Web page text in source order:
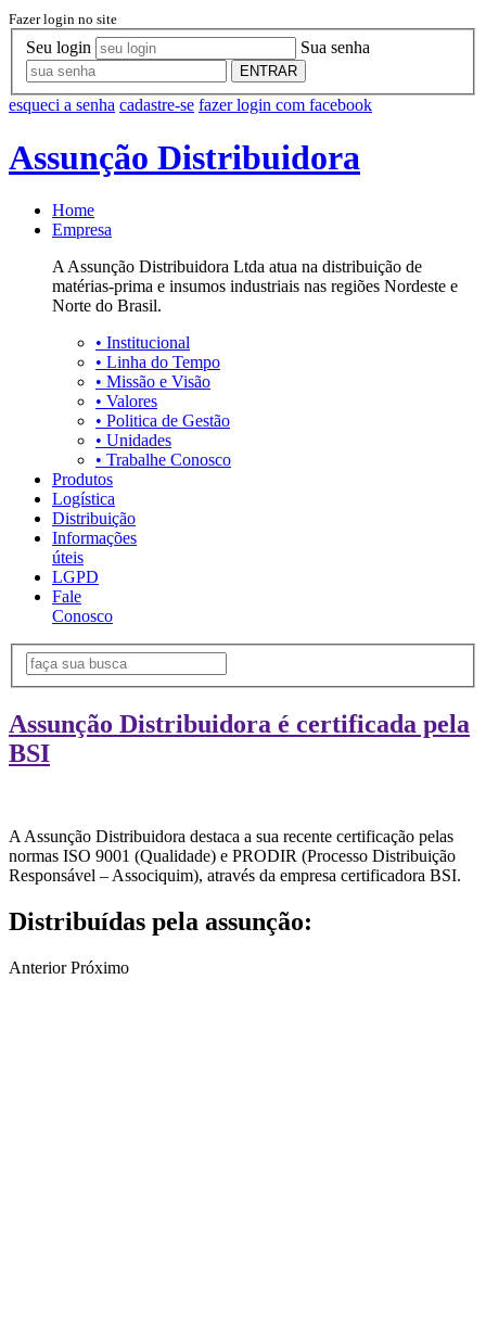
Fazer login no site
Seu login Sua senha
ENTRAR
esqueci a senha cadastre-se fazer login com facebook
Assunção Distribuidora
Home
Empresa
A Assunção Distribuidora Ltda atua na distribuição de
matérias-prima e insumos industriais nas regiões Nordeste e
Norte do Brasil.
• Institucional
• Linha do Tempo
• Missão e Visão
• Valores
• Politica de Gestão
• Unidades
• Trabalhe Conosco
Produtos
Logística
Distribuição
Informações
úteis
LGPD
Fale
Conosco
Assunção Distribuidora é certificada pela
BSI
A Assunção Distribuidora destaca a sua recente certificação pelas
normas ISO 9001 (Qualidade) e PRODIR (Processo Distribuição
Responsável – Associquim), através da empresa certificadora BSI.
Distribuídas pela assunção:
Anterior Próximo